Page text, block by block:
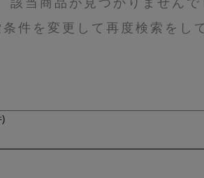
該当商品が見つかりませんで
件を変更して再度検索をし
)